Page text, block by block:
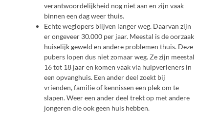
verantwoordelijkheid nog niet aan en zijn vaak
binnen een dag weer thuis.
Echte weglopers blijven langer weg. Daarvan zijn
er ongeveer 30.000 per jaar. Meestal is de oorzaak
huiselijk geweld en andere problemen thuis. Deze
pubers lopen dus niet zomaar weg. Ze zijn meestal
16 tot 18 jaar en komen vaak via hulpverleners in
een opvanghuis. Een ander deel zoekt bij
vrienden, familie of kennissen een plek om te
slapen. Weer een ander deel trekt op met andere
jongeren die ook geen huis hebben.